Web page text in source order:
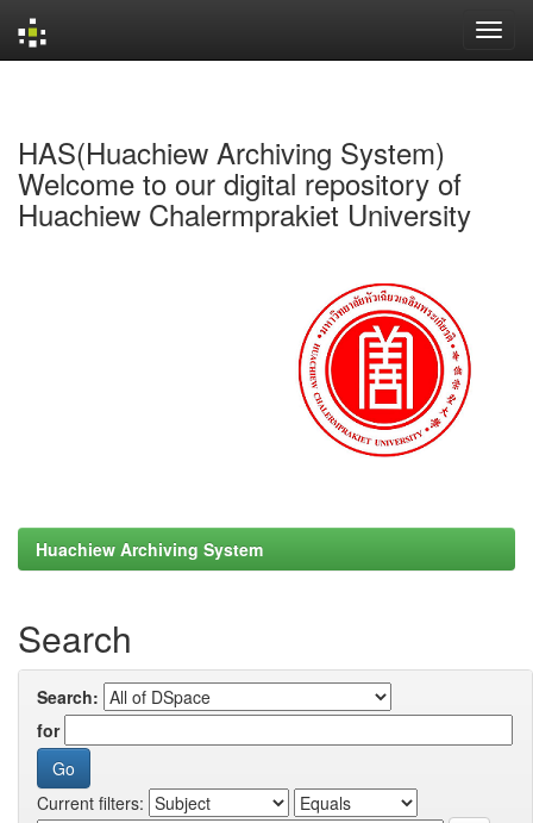
HAS(Huachiew Archiving System)
Welcome to our digital repository of
Huachiew Chalermprakiet University
Huachiew Archiving System
Search
Search:
for
Current filters: